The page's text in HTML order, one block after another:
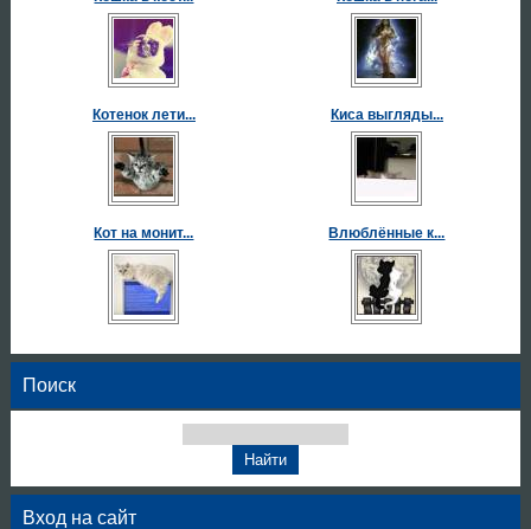
Котенок лети... Киса выгляды...
Кот на монит... Влюблённые к...
Поиск
Вход на сайт